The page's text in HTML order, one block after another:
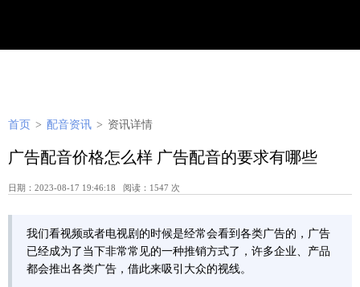
首页 > 配音资讯 > 资讯详情
广告配音价格怎么样 广告配音的要求有哪些
日期：2023-08-17 19:46:18 阅读：1547 次
我们看视频或者电视剧的时候是经常会看到各类广告的，广告
已经成为了当下非常常见的一种推销方式了，许多企业、产品
都会推出各类广告，借此来吸引大众的视线。